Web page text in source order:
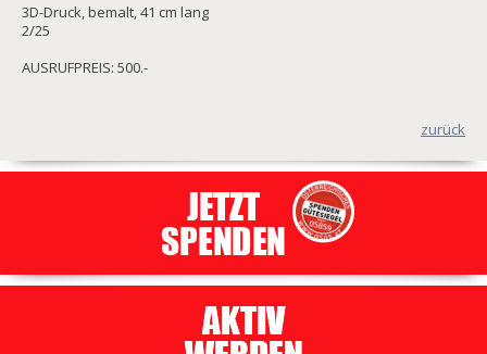
3D-Druck, bemalt, 41 cm lang
2/25
AUSRUFPREIS: 500.-
zurück